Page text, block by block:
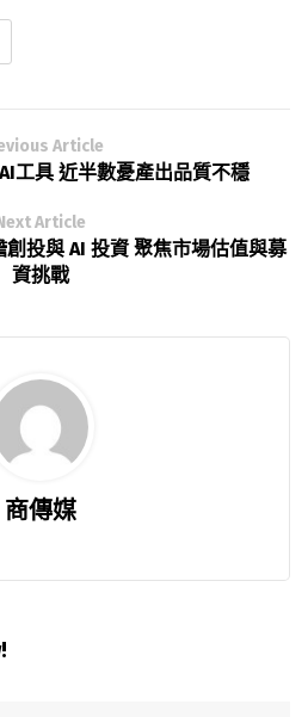
Article
工具 近半數憂產出品質不穩
Article
投與 AI 投資 聚焦市場估值與募
資挑戰
商傳媒